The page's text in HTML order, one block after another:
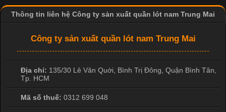
Thông tin liên hệ Công ty sản xuất quần lót nam Trung Mai
Công ty sản xuất quần lót nam Trung Mai
Địa chỉ: 135/30 Lê Văn Quới, Bình Trị Đông Quận Bình Tân
Tp. HCM
Mã số thuế: 0312 699 048